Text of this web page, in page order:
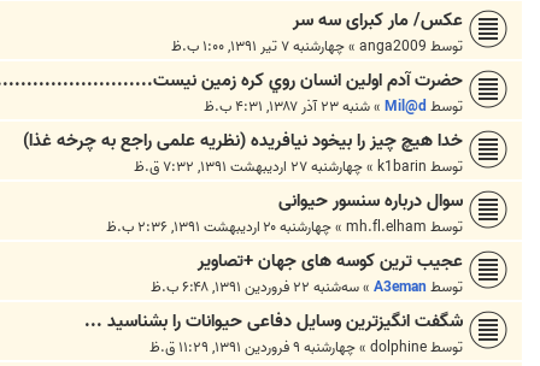
عکس/ مار کبرای سه سر
توسط anga2009
»چهارشنبه ۷ تیر ۱۳۹۱, ۱:۰۰ ب.ظ
حضرت آدم اولين انسان روي کره زمين
توسط Mil@d
»شنبه ۲۳ آذر ۱۳۸۷, ۴:۳۱ ب.ظ
خدا هیچ چیز را بیخود نیافریده (نظریه علمی راجع به چرخه غذا)
توسط k1barin
»چهارشنبه ۲۷ اردیبهشت ۱۳۹۱, ۷:۳۲ ق.ظ
سوال درباره سنسور حیوانی
توسط mh.fl.elham
»چهارشنبه ۲۰ اردیبهشت ۱۳۹۱, ۲:۳۶ ب.ظ
عجیب ترین کوسه های جهان +تصاویر
توسط A3eman
»سه‌شنبه ۲۲ فروردین ۱۳۹۱, ۶:۴۸ ب.ظ
شگفت انگیزترین وسایل دفاعی حیوانات را بشناسید ...
توسطdolphine
»چهارشنبه ۹ فروردین ۱۳۹۱, ۱۱:۲۹ ق.ظ